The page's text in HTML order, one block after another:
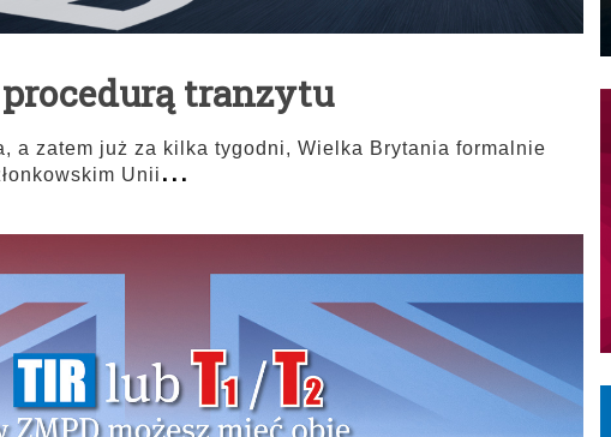
tranzytu
a zatem już za kilka tygodni, Wielka Brytania formalnie
Unii ...